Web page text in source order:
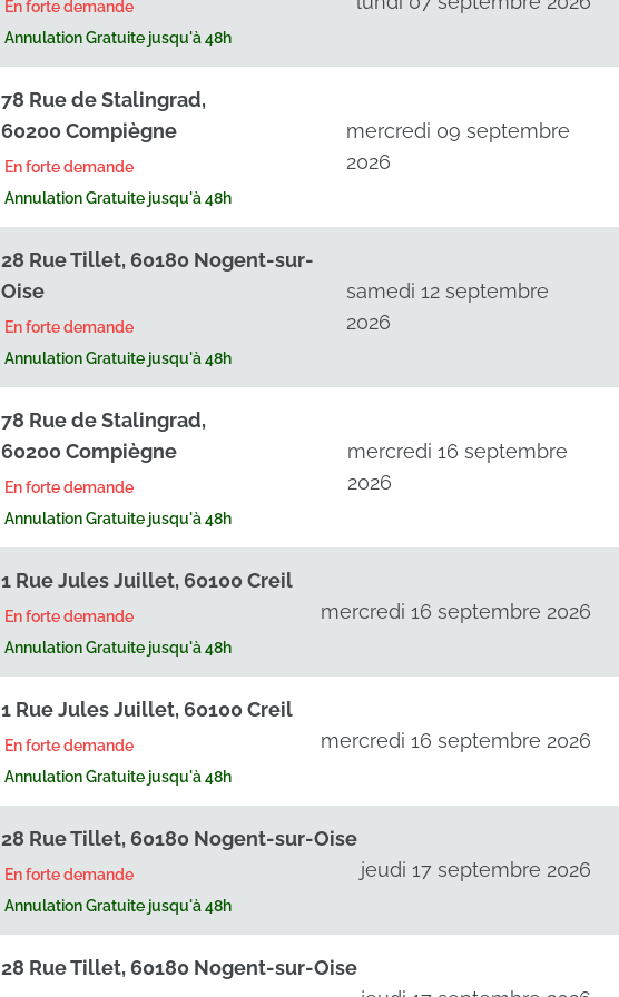
En forte demande
Annulation Gratuite jusqu'à 48h
78 Rue de Stalingrad,
60200 Compiègne
En forte demande
Annulation Gratuite jusqu'à 48h
mercredi 09 septembre
2026
28 Rue Tillet, 60180 Nogent-sur-
Oise
En forte demande
Annulation Gratuite jusqu'à 48h
samedi 12 septembre
2026
78 Rue de Stalingrad,
60200 Compiègne
En forte demande
Annulation Gratuite jusqu'à 48h
mercredi 16 septembre
2026
1 Rue Jules Juillet, 60100 Creil
En forte demande
Annulation Gratuite jusqu'à 48h
mercredi 16 septembre 2026
1 Rue Jules Juillet, 60100 Creil
En forte demande
Annulation Gratuite jusqu'à 48h
mercredi 16 septembre 2026
28 Rue Tillet, 60180 Nogent-sur-Oise
En forte demande
Annulation Gratuite jusqu'à 48h
jeudi 17 septembre 2026
28 Rue Tillet, 60180 Nogent-sur-Oise